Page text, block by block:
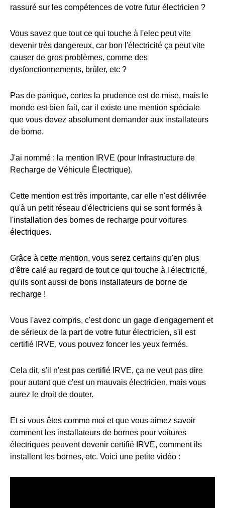
rassuré sur les compétences de votre futur électricien ?
Vous savez que tout ce qui touche à l'elec peut vite
devenir très dangereux, car bon l'électricité ça peut vite
causer de gros problèmes, comme des
dysfonctionnements, brûler, etc ?
Pas de panique, certes la prudence est de mise, mais le
monde est bien fait, car il existe une mention spéciale
que vous devez absolument demander aux installateurs
de borne.
J'ai nommé : la mention IRVE (pour Infrastructure de
Recharge de Véhicule Électrique).
Cette mention est très importante, car elle n'est délivrée
qu'à un petit réseau d'électriciens qui se sont formés à
l'installation des bornes de recharge pour voitures
électriques.
Grâce à cette mention, vous serez certains qu'en plus
d'être calé au regard de tout ce qui touche à l'électricité,
qu'ils sont aussi de bons installateurs de borne de
recharge !
Vous l'avez compris, c'est donc un gage d'engagement et
de sérieux de la part de votre futur électricien, s'il est
certifié IRVE, vous pouvez foncer les yeux fermés.
Cela dit, s'il n'est pas certifié IRVE, ça ne veut pas dire
pour autant que c'est un mauvais électricien, mais vous
aurez le droit de douter.
Et si vous êtes comme moi et que vous aimez savoir
comment les installateurs de bornes pour voitures
électriques peuvent devenir certifié IRVE, comment ils
installent les bornes, etc. Voici une petite vidéo :